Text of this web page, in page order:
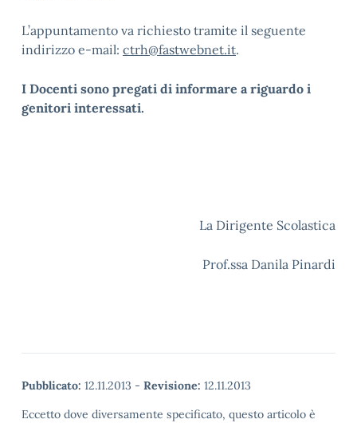
L’appuntamento va richiesto tramite il seguente
indirizzo e-mail: ctrh@fastwebnet.it.
I Docenti sono pregati di informare a riguardo i
genitori interessati.
La Dirigente Scolastica
Prof.ssa Danila Pinardi
Pubblicato: 12.11.2013 - Revisione: 12.11.2013
Eccetto dove diversamente specificato, questo articolo è